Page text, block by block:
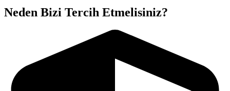
Neden Bizi Tercih Etmelisiniz?